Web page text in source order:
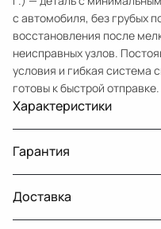
с автомобиля, без грубых
восстановления после
неисправных узлов.
условия и гибкая система
готовы к быстрой отправке.
Характеристики
Авто
Год
Гарантия
Двигатели с навесным
оборудования
Доставка